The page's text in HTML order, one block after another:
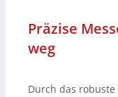
Präzise
weg
Durch das